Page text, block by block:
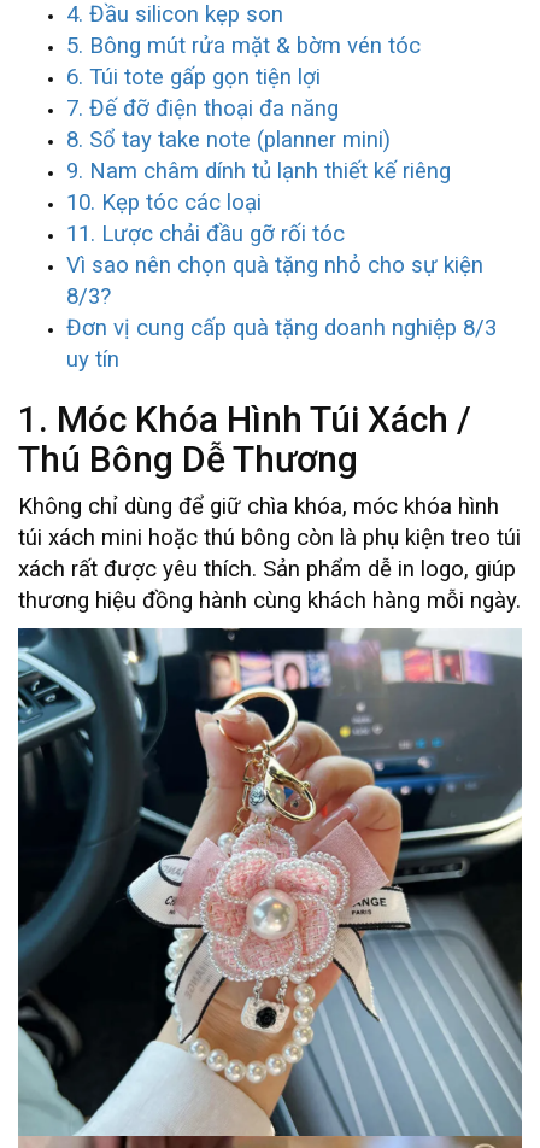
4. Đầu silicon kẹp son
5. Bông mút rửa mặt & bờm vén tóc
6. Túi tote gấp gọn tiện lợi
7. Đế đỡ điện thoại đa năng
8. Sổ tay take note (planner mini)
9. Nam châm dính tủ lạnh thiết kế riêng
10. Kẹp tóc các loại
11. Lược chải đầu gỡ rối tóc
Vì sao nên chọn quà tặng nhỏ cho sự kiện
8/3?
Đơn vị cung cấp quà tặng doanh nghiệp 8/3
uy tín
1. Móc Khóa Hình Túi Xách /
Thú Bông Dễ Thương
Không chỉ dùng để giữ chìa khóa, móc khóa hình
túi xách mini hoặc thú bông còn là phụ kiện treo túi
xách rất được yêu thích. Sản phẩm dễ in logo, giúp
thương hiệu đồng hành cùng khách hàng mỗi ngày.